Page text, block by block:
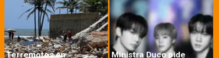
Terremotos en
Ministra Duco pide